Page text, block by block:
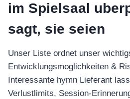
im Spielsaal
sagt, sie seien
Unser Liste ordnet unser
Entwicklungsmoglichkeiten &
Interessante hymn Lieferant
Verlustlimits, Session-